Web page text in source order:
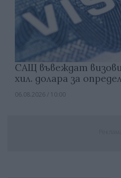
САЩ въвеждат
хил. долара за
06.08.2026 / 10:00